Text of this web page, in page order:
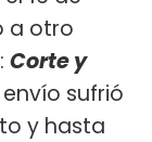
a otro
: Corte y
sufrió
y hasta